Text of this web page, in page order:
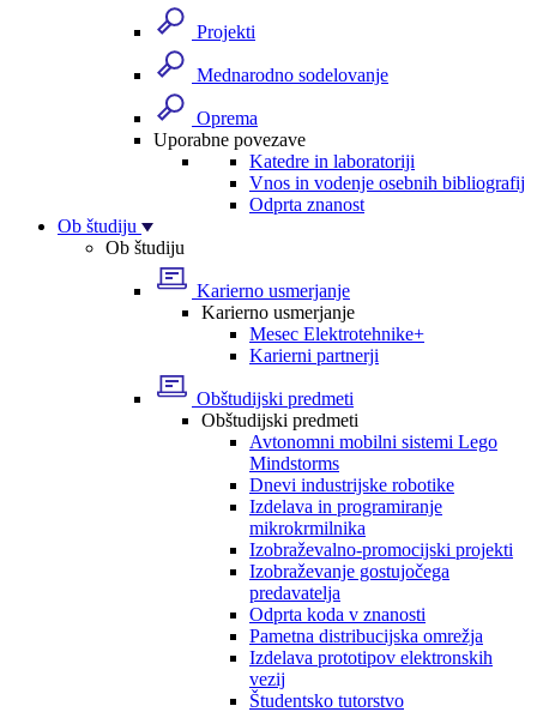
Projekti
Mednarodno sodelovanje
Oprema
Uporabne povezave
Katedre in laboratoriji
Vnos in vodenje osebnih bibliografij
Odprta znanost
Ob študiju
Ob študiju
Karierno usmerjanje
Karierno usmerjanje
Mesec Elektrotehnike+
Karierni partnerji
Obštudijski predmeti
Obštudijski predmeti
Avtonomni mobilni sistemi Lego
Mindstorms
Dnevi industrijske robotike
Izdelava in programiranje
mikrokrmilnika
Izobraževalno-promocijski projekti
Izobraževanje gostujočega
predavatelja
Odprta koda v znanosti
Pametna distribucijska omrežja
Izdelava prototipov elektronskih
vezij
Študentsko tutorstvo